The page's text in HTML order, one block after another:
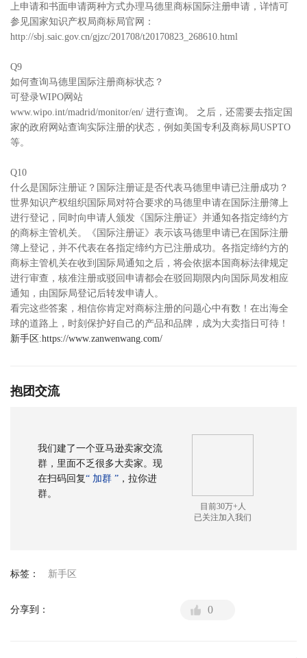
上申请和书面申请两种方式办理马德里商标国际注册申请，详情可
参见国家知识产权局商标局官网：
http://sbj.saic.gov.cn/gjzc/201708/t20170823_268610.html
Q9
如何查询马德里国际注册商标状态？
可登录WIPO网站
www.wipo.int/madrid/monitor/en/ 进行查询。 之后，还需要去指定国
家的政府网站查询实际注册的状态，例如美国专利及商标局USPTO
等。
Q10
什么是国际注册证？国际注册证是否代表马德里申请已注册成功？
世界知识产权组织国际局对符合要求的马德里申请在国际注册簿上
进行登记，同时向申请人颁发《国际注册证》并通知各指定缔约方
的商标主管机关。《国际注册证》表示该马德里申请已在国际注册
簿上登记，并不代表在各指定缔约方已注册成功。各指定缔约方的
商标主管机关在收到国际局通知之后，将会依据本国商标法律规定
进行审查，核准注册或驳回申请都会在驳回期限内向国际局发相应
通知，由国际局登记后转发申请人。
看完这些答案，相信你肯定对商标注册的问题心中有数！在出海全
球的道路上，时刻保护好自己的产品和品牌，成为大卖指日可待！
新手区 :https://www.zanwenwang.com/
抱团交流
我们建了一个亚马逊卖家交流
群，里面不乏很多大卖家。现
在扫码回复“ 加群 ” ，拉你进
群。
目前30万+人
已关注加入我们
标签： 新手区
分享到： 0